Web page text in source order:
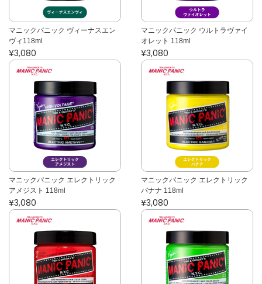
マニックパニック ヴィーナスエン
ヴィ118ml
¥3,080
マニックパニック ウルトラヴァイ
オレット 118ml
¥3,080
マニックパニック エレクトリック
アメジスト 118ml
¥3,080
マニックパニック エレクトリック
バナナ 118ml
¥3,080